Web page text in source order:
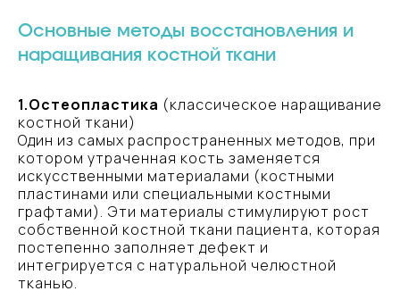
Основные методы восстановления и
наращивания костной ткани
1.Остеопластика (классическое наращивание
костной ткани)
Один из самых распространенных методов, при
котором утраченная кость заменяется
искусственными материалами (костными
пластинами или специальными костными
графтами). Эти материалы стимулируют рост
собственной костной ткани пациента, которая
постепенно заполняет дефект и
интегрируется с натуральной челюстной
тканью.